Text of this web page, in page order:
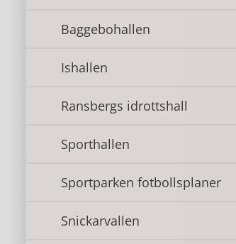
Baggebohallen
Ishallen
Ransbergs idrottshall
Sporthallen
Sportparken fotbollsplaner
Snickarvallen